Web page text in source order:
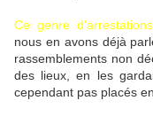
Ce genre
nous en avons déjà
rassemblements non
des lieux, en les
cependant pas placés